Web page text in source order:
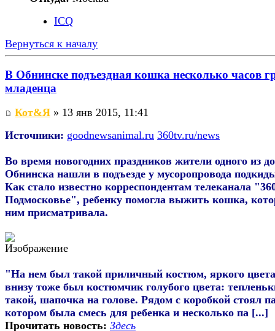
ICQ
Вернуться к началу
В Обнинске подъездная кошка несколько часов
младенца
Кот&Я » 13 янв 2015, 11:41
Источники: goodnewsanimal.ru 360tv.ru/news
Во время новогодних праздников жители одного из
Обнинска нашли в подъезде у мусоропровода
Как стало известно корреспондентам телеканала
Подмосковье", ребенку помогла выжить кошка,
ним присматривала.
"На нем был такой приличный костюм, яркого
внизу тоже был костюмчик голубого цвета:
такой, шапочка на голове. Рядом с коробкой стоял
котором была смесь для ребенка и несколько па [...]
Прочитать новость: Здесь